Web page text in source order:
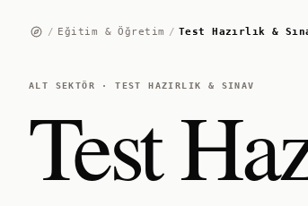
/ Eğitim & Öğretim / Test Hazırlık &
ALT SEKTÖR ·TEST HAZIRLIK & SINAV
Test